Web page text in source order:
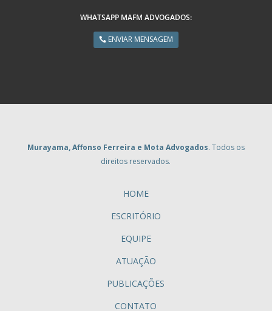
WHATSAPP MAFM ADVOGADOS:
ENVIAR MENSAGEM
Murayama, Affonso Ferreira e Mota Advogados. Todos os
direitos reservados.
HOME
ESCRITÓRIO
EQUIPE
ATUAÇÃO
PUBLICAÇÕES
CONTATO